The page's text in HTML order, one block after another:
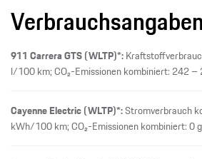
Verbrauchsangaben
911 Carrera GTS (WLTP)*:
l/100 km; CO₂-Emissionen kombiniert: 242 –
Cayenne Electric (WLTP)*:Stromverbrauch
kWh/100 km; CO₂-Emissionen kombiniert: 0